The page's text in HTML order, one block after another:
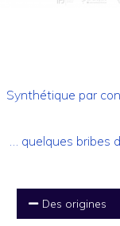
Synthétique par
… quelques bribes
Des origines